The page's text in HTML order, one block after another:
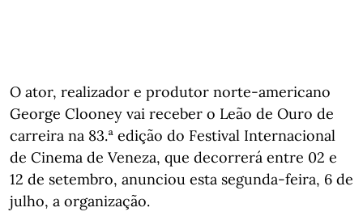
O ator, realizador e produtor norte-americano
George Clooney vai receber o Leão de Ouro de
carreira na 83.ª edição do Festival Internacional
de Cinema de Veneza, que decorrerá entre 02 e
12 de setembro, anunciou esta segunda-feira, 6 de
julho, a organização.